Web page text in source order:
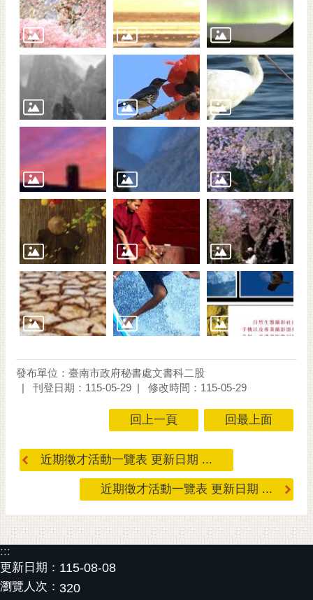
發布單位：臺南市政府秘書處文書科二股
刊登日期：115-05-29
修改時間：115-05-29
回上一頁 回最上面
近期徵才活動一覽表 更新日期 ...
近期徵才活動一覽表 更新日期 ...
:::
更新日期： 115-08-08
瀏覽人次： 320